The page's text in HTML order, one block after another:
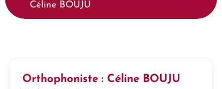
Céline BOUJU
Orthophoniste : Céline BOUJU